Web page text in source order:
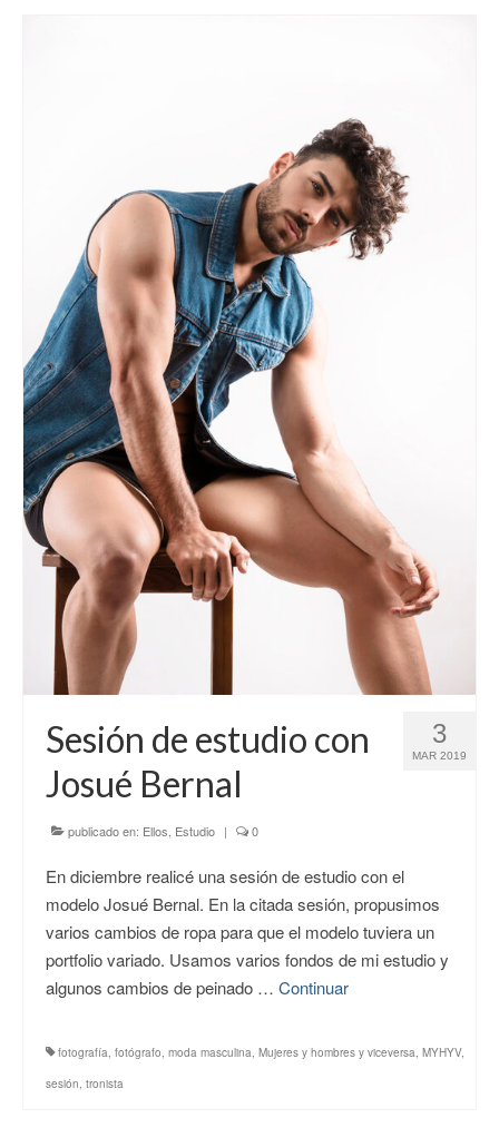
3
MAR 2019
Sesión de estudio con
Josué Bernal
publicado en: Ellos Estudio | 0
En diciembre realicé una sesión de estudio con el
modelo Josué Bernal. En la citada sesión, propusimos
varios cambios de ropa para que el modelo tuviera un
portfolio variado. Usamos varios fondos de mi estudio y
algunos cambios de peinado … Continuar
fotografía fotógrafo moda masculina Mujeres y hombres y viceversa MYHYV,
sesión tronista